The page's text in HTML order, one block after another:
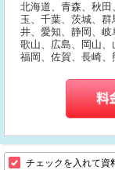
北海道、青森、秋
玉、千葉、茨城、
井、愛知、静岡、
歌山、広島、岡山、
福岡、佐賀、長崎
チェックを入れて資